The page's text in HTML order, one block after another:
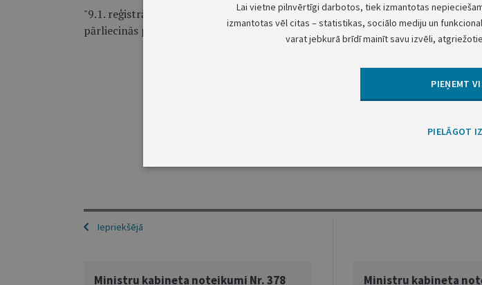
"9.1. reģistrā vai informatīvajā sistēmā pārbauda autotransporta līdzekļa
pārliecinās par autotransporta līdzekļa atbilstību dalībai ceļu satiksmē;".
Iepriekšējā
Ministru kabineta noteikumi Nr. 378 Ministru kabineta
Lai vietne pilnvērtīgi darbotos, tiek izmantotas
izmantotas vēl citas – statistikas, sociālo mediju un
varat jebkurā brīdī mainīt savu izvēli,
PIEŅEMT
PIELĀGOT